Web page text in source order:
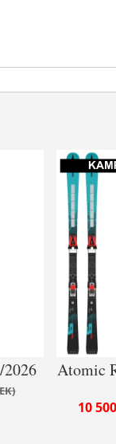
Atomic
10